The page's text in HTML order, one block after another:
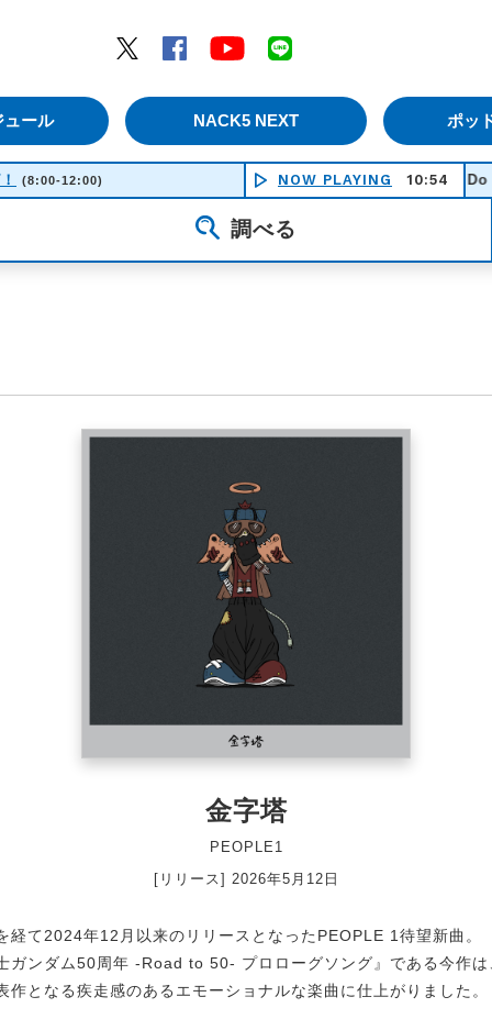
Twitter
Facebook YouTube
ュール NACK5 NEXT ポッ
(8:00-12:00) NOW PLAYING 10:54
Whatcha’ Gonna Do For
調べる
金字塔
PEOPLE1
[リリース] 2026年5月12日
経て2024年12月以来のリリースとなったPEOPLE 1待望新曲。
ガンダム50周年 -Road to 50- プロローグソング』である今作は
作となる疾走感のあるエモーショナルな楽曲に仕上がりました。